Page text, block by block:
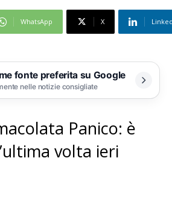
WhatsApp X
fonte preferita su Google
nelle notizie consigliate
Panico: è
volta ieri